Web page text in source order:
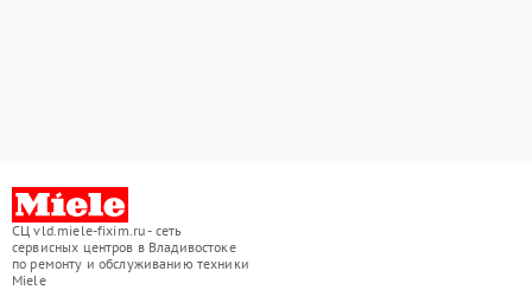
СЦ vld.miele-fixim.ru - сеть
сервисных центров в Владивостоке
по ремонту и обслуживанию техники
Miele